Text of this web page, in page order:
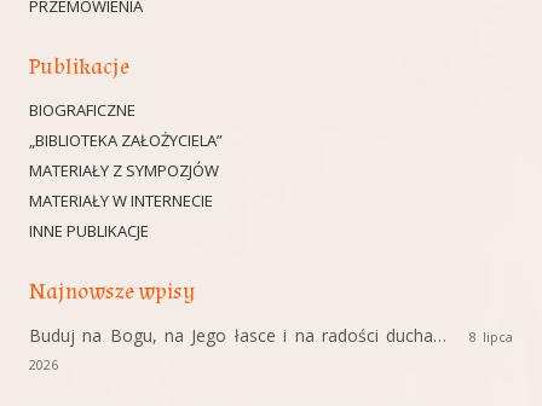
PRZEMÓWIENIA
Publikacje
BIOGRAFICZNE
„BIBLIOTEKA ZAŁOŻYCIELA”
MATERIAŁY Z SYMPOZJÓW
MATERIAŁY W INTERNECIE
INNE PUBLIKACJE
Najnowsze wpisy
Buduj na Bogu, na Jego łasce i na radości ducha…
8 lipca
2026